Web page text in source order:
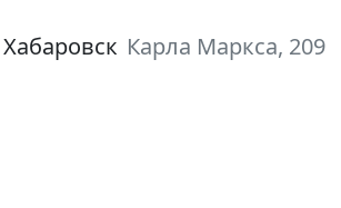
Карла Маркса, 209